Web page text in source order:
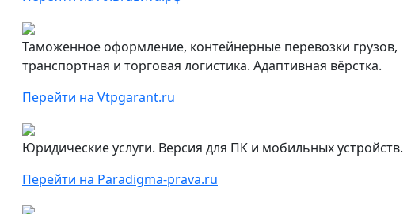
Таможенное оформление, контейнерные перевозки грузов,
транспортная и торговая логистика. Адаптивная вёрстка.
Перейти на Vtpgarant.ru
Юридические услуги. Версия для ПК и мобильных устройств.
Перейти на Paradigma-prava.ru